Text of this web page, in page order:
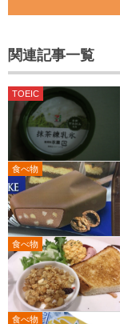
関連記事一覧
TOEIC
食べ物
食べ物
食べ物